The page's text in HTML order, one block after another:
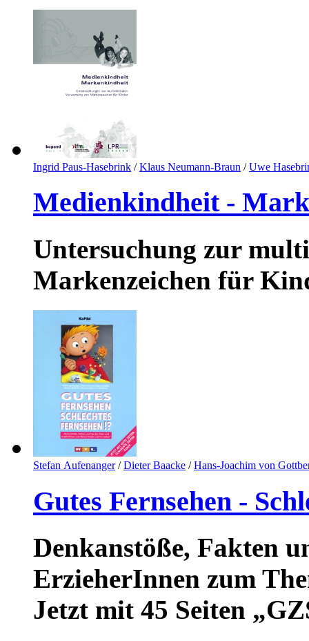
Ingrid Paus-Hasebrink /Klaus Neumann-Braun /Uwe
Medienkindheit -
Untersuchung zur
Markenzeichen für
Stefan Aufenanger/Dieter Baacke /Hans-Joachim von
Gutes Fernsehen -
Denkanstöße, Fakten
ErzieherInnen zum
Jetzt mit 45 Seiten